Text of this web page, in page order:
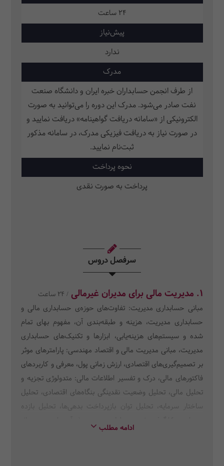
24 ساعت
پیش‌نیاز
ندارد
مدرک
از طرف انجمن حسابداران خبره ایران و دانشگاه صنعت
نفت صادر می‌شود. مدرک این دوره را می‌توانید به صورت
الکترونیکی از «سامانه دریافت گواهینامه» دریافت نمایید و
در صورت نیاز به دریافت فیزیکی مدرک، در سامانه مذکور
ثبت‌نام نمایید.
نحوه پرداخت
پرداخت به صورت نقدی
سرفصل دروس
1. مدیریت مالی برای مدیران غیرمالی / 24 ساعت
مبانی حسابداری مدیریت: تفاوت‌های حوزه‌ی حسابداری مالی و
حسابداری مدیریت، هزینه و طبقه‌بندی آن، مفهوم بهای تمام
شده و سیستم‌های هزینه‌یابی، ابزارها و تکنیک‌های حسابداری
مدیریت، مبانی مدیریت مالی و اقتصاد مهندسی: پارامترهای موثر
بر تصمیم‌گیری‌های اقتصادی، ارزش زمانی پول، معرفی و کاربردهای
فاکتورهای مالی، درک و تفسیر اطلاعات مالی: متدولوژی تجزیه و
تحلیل مالی، تحلیل وضعیت نقدینگی بنگاه‌های اقتصادی، تحلیل
ساختار سرمایه، تحلیل توان بازپرداخت بدهی‌ها، تحلیل بازده
سرمایه‌گذاری‌ها و دیگر تصمیم‌گیری‌های اقتصادی: ارزیابی اقتصادی
ادامه مطلب